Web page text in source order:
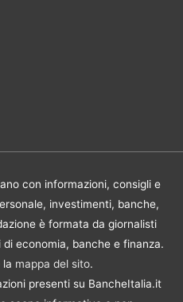
con informazioni, consigli e
investimenti, banche,
è formata da giornalisti
economia, banche e finanza.
la mappa del sito.
presenti su BancheItalia.it